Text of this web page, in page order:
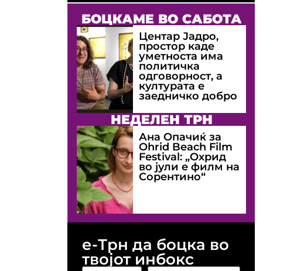
БОЦКАМЕ ВО САБОТА
Центар Јадро,
простор каде
уметноста има
политичка
одговорност, а
културата е
заедничко добро
НЕДЕЛЕН ТРН
Ана Опачиќ за
Оhrid Beach Film
Festival: „Охрид
во јули е филм на
Сорентино“
е-Трн да боцка во
твојот инбокс